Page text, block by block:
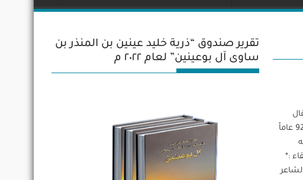
مقابلة صحفية مع الشيخ محمد بن عبدالله المسحل آل بوعينين رحمه الله ( عمره 92 عاماً
:*
تقرير صندوق “ذرية خليد عينين بن المنذر بن
ساوى آل بوعينين” لعام ٢٠٢٢ م